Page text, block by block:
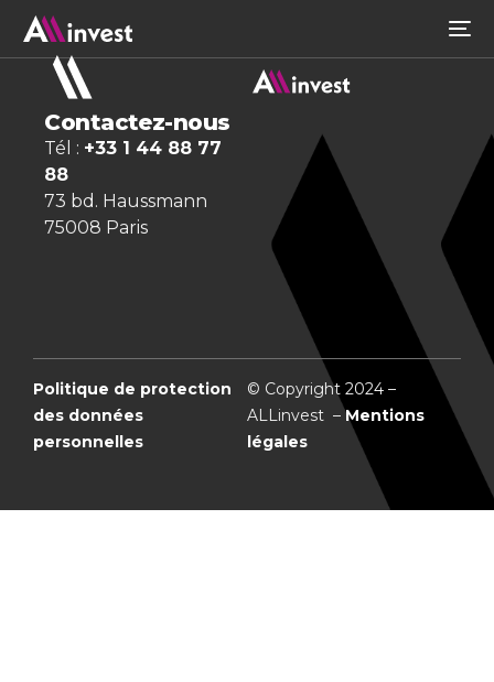
Contactez-nous
Tél : +33 1 44 88 77
88
73 bd. Haussmann
75008 Paris
Politique de protection
des données
personnelles
© Copyright 2024 –
ALLinvest –Mentions
légales